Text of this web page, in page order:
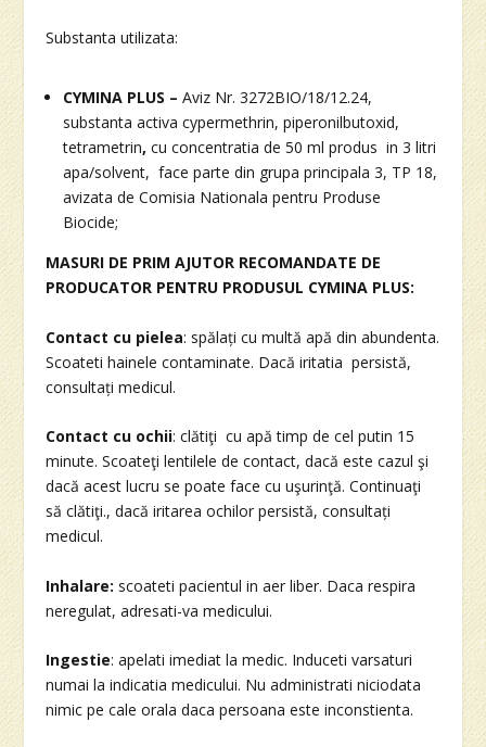
Substanta utilizata:
CYMINA PLUS –Aviz Nr. 3272BIO/18/12.24,
substanta activa cypermethrin, piperonilbutoxid,
tetrametrin, cu concentratia de 50 ml produs in 3 litri
apa/solvent, face parte din grupa principala 3, TP 18,
avizata de Comisia Nationala pentru Produse
Biocide;
MASURI DE PRIM AJUTOR RECOMANDATE DE
PRODUCATOR PENTRU PRODUSUL CYMINA PLUS:
Contact cu pielea: spălați cu multă apă din abundenta.
Scoateti hainele contaminate. Dacă iritatia persistă,
consultați medicul.
Contact cu ochii: clătiţi cu apă timp de cel putin 15
minute. Scoateţi lentilele de contact, dacă este cazul şi
dacă acest lucru se poate face cu uşurinţă. Continuaţi
să clătiţi., dacă iritarea ochilor persistă, consultați
medicul.
Inhalare: scoateti pacientul in aer liber. Daca respira
neregulat, adresati-va medicului.
Ingestie: apelati imediat la medic. Induceti varsaturi
numai la indicatia medicului. Nu administrati niciodata
nimic pe cale orala daca persoana este inconstienta.